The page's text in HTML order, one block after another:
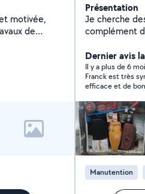
motivée,
de
et dans la
Présentation
Je cherche
complément
déchets verts et aussi le
déménagement . Travail toujours soigner,
aimable avec
possibilité
pour votre déménagement
Je peux
l'entretien de
Dernier avis
Il y a plus de 6
Franck est très
efficace et de
Manutention